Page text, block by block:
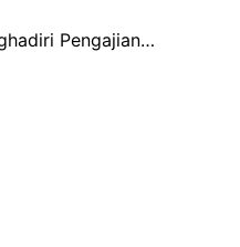
Pengajian…